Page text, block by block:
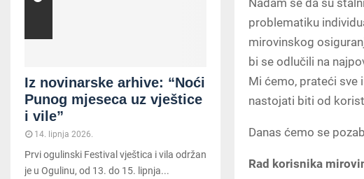
Nadam se da su
problematiku
mirovinskog
bi se odlučili na
Mi ćemo, prateći sve
nastojati biti od
Danas ćemo se
Rad korisnika
Iz novinarske arhive: “Noći
Punog mjeseca uz vještice
i vile”
14. lipnja 2026.
Prvi ogulinski Festival vještica i vila održan
je u Ogulinu, od 13. do 15. lipnja...